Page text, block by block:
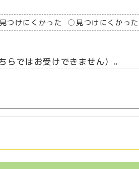
つけにくかった 見つけにくかった
らではお受けできません）。